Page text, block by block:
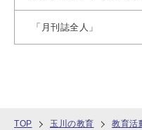
TOP 玉川の教育
教育活
「月刊誌全人」